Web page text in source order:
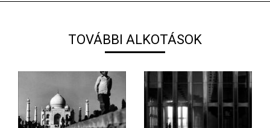
TOVÁBBI ALKOTÁSOK